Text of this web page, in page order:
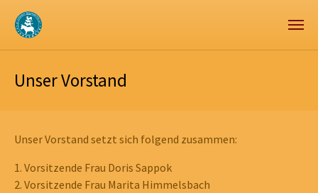
Zum Hauptinhalt springen
Skip to page footer
Unser Vorstand
Unser Vorstand setzt sich folgend zusammen:
1. Vorsitzende Frau Doris Sappok
2. Vorsitzende Frau Marita Himmelsbach